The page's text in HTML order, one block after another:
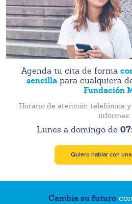
Agenda tu cita de forma
sencilla para cualquiera
Fundación
Horario de atención telefónica
informes:
Lunes a domingo de
Quiero hablar con
Cambia su futuro